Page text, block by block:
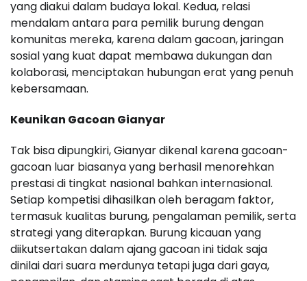
yang diakui dalam budaya lokal. Kedua, relasi
mendalam antara para pemilik burung dengan
komunitas mereka, karena dalam gacoan, jaringan
sosial yang kuat dapat membawa dukungan dan
kolaborasi, menciptakan hubungan erat yang penuh
kebersamaan.
Keunikan Gacoan Gianyar
Tak bisa dipungkiri, Gianyar dikenal karena gacoan-
gacoan luar biasanya yang berhasil menorehkan
prestasi di tingkat nasional bahkan internasional.
Setiap kompetisi dihasilkan oleh beragam faktor,
termasuk kualitas burung, pengalaman pemilik, serta
strategi yang diterapkan. Burung kicauan yang
diikutsertakan dalam ajang gacoan ini tidak saja
dinilai dari suara merdunya tetapi juga dari gaya,